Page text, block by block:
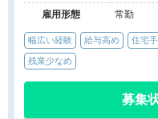
雇用形態
常勤
幅広い経験 給与高め 住宅
残業少なめ
募集